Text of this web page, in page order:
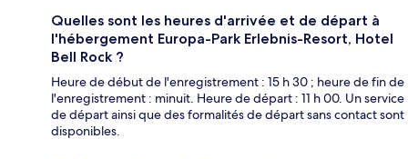
Quelles sont les heures d'arrivée et de départ à
l'hébergement Europa-Park Erlebnis-Resort, Hotel
Bell Rock ?
Heure de début de l'enregistrement : 15 h 30 ; heure de fin de
l'enregistrement : minuit. Heure de départ : 11 h 00. Un service
de départ ainsi que des formalités de départ sans contact sont
disponibles.